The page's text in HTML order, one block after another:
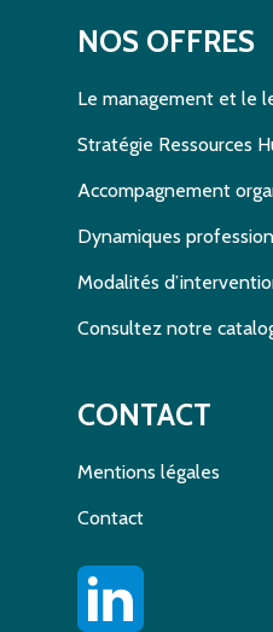
NOS OFFRES
Le management et le
Stratégie Ressources
Accompagnement
Dynamiques
Modalités
Consultez notre
CONTACT
Mentions légales
Contact